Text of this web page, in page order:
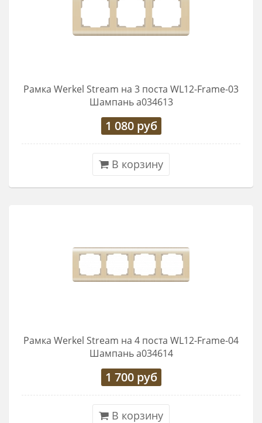
Рамка Werkel Stream на 3 поста WL12-Frame-03
Шампань a034613
1 080руб
В корзину
Рамка Werkel Stream на 4 поста WL12-Frame-04
Шампань a034614
1 700руб
В корзину